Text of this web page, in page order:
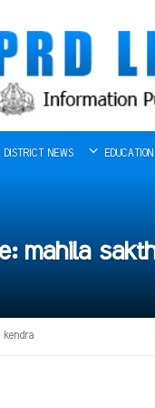
DISTRICT NEWS EDUCATION
mahila
kendra